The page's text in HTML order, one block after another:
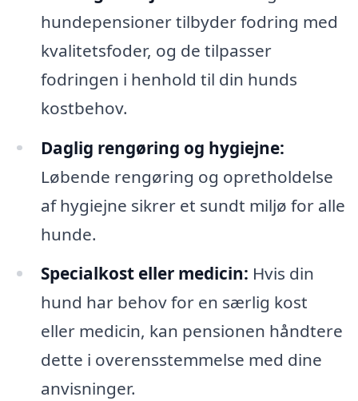
hundepensioner tilbyder fodring med
kvalitetsfoder, og de tilpasser
fodringen i henhold til din hunds
kostbehov.
Daglig rengøring og hygiejne:
Løbende rengøring og opretholdelse
af hygiejne sikrer et sundt miljø for alle
hunde.
Specialkost eller medicin: Hvis din
hund har behov for en særlig kost
eller medicin, kan pensionen håndtere
dette i overensstemmelse med dine
anvisninger.